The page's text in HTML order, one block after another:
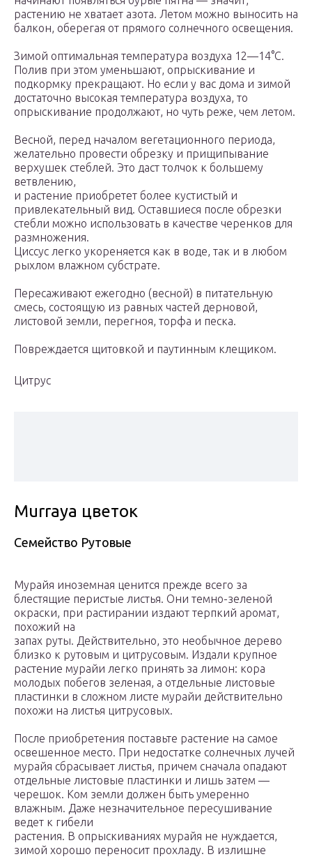
растению не хватает азота. Летом можно выносить на
балкон, оберегая от прямого солнечного освещения.
Зимой оптимальная температура воздуха 12—14°С.
Полив при этом уменьшают, опрыскивание и
подкормку прекращают. Но если у вас дома и зимой
достаточно высокая температура воздуха, то
опрыскивание продолжают, но чуть реже, чем летом.
Весной, перед началом вегетационного периода,
желательно провести обрезку и прищипывание
верхушек стеблей. Это даст толчок к большему
ветвлению,
и растение приобретет более кустистый и
привлекательный вид. Оставшиеся после обрезки
стебли можно использовать в качестве черенков для
размножения.
Циссус легко укореняется как в воде, так и в любом
рыхлом влажном субстрате.
Пересаживают ежегодно (весной) в питательную
смесь, состоящую из равных частей дерновой,
листовой земли, перегноя, торфа и песка.
Повреждается щитовкой и паутинным клещиком.
Цитрус
Murraya цветок
Семейство Рутовые
Мурайя иноземная ценится прежде всего за
блестящие перистые листья. Они темно-зеленой
окраски, при растирании издают терпкий аромат,
похожий на
запах руты. Действительно, это необычное дерево
близко к рутовым и цитрусовым. Издали крупное
растение мурайи легко принять за лимон: кора
молодых побегов зеленая, а отдельные листовые
пластинки в сложном листе мурайи действительно
похожи на листья цитрусовых.
После приобретения поставьте растение на самое
освешенное место. При недостатке солнечных лучей
мурайя сбрасывает листья, причем сначала опадают
отдельные листовые пластинки и лишь затем —
черешок. Ком земли должен быть умеренно
влажным. Даже незначительное пересушивание
ведет к гибели
растения. В опрыскиваниях мурайя не нуждается,
зимой хорошо переносит прохладу. В излишне